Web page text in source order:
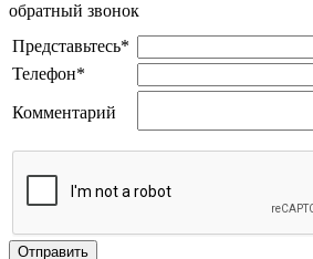
обратный звонок
Представьтесь*
Телефон*
Комментарий